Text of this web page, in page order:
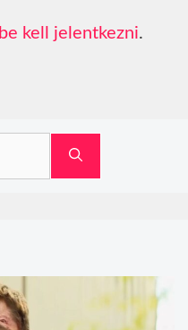
be kell jelentkezni.